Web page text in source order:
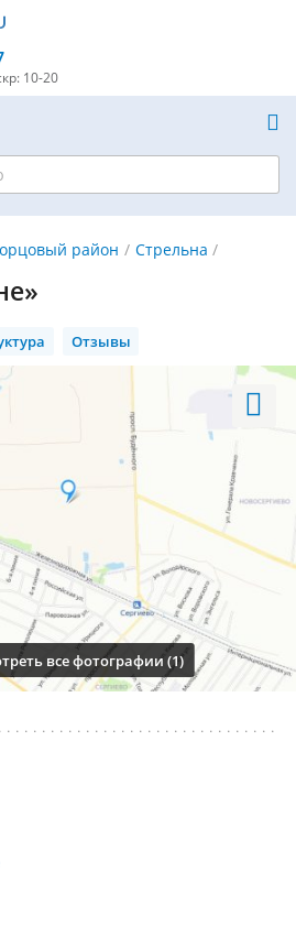
10-20
район Стрельна
Отзывы
все фотографии (1)